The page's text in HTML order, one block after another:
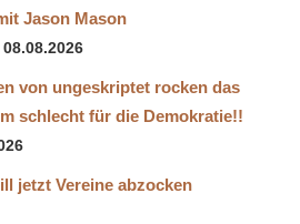
Jason Mason
08.08.2026
von ungeskriptet rocken das
schlecht für die Demokratie!!
jetzt Vereine abzocken